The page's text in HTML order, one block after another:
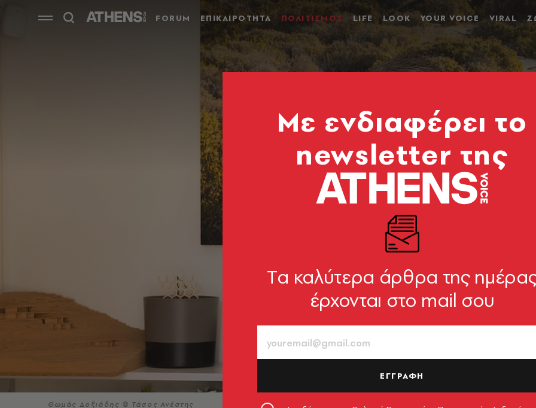
FORUM ΕΠΙΚΑΙΡΟΤΗΤΑ ΠΟΛΙΤΙΣΜΟΣ LIFE LOOK YOUR VOICE VIRAL
Θωμάς Δοξιάδης © Τάσος Ανέστης
Mε ενδιαφέρει το
newsletter της
Tα καλύτερα άρθρα της
έρχονται στο mail σου
ΕΓΓΡΑΦΗ